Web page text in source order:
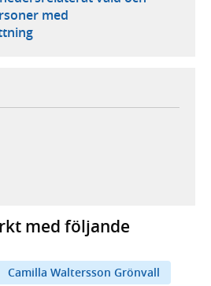
med
i ny flik, extern webbplats,
extern webbplats,
i ny flik, extern webbplats,
e-postklient,
med följande
Camilla Waltersson Grönvall